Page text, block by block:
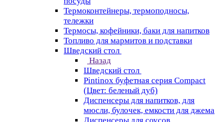
Термоконтейнеры, термоподносы,
тележки
Термосы, кофейники, баки для напитков
Топливо для мармитов и подставки
Шведский стол
Назад
Шведский стол
Pintinox буфетная серия Compact
(Цвет: беленый дуб)
Диспенсеры для напитков, для
мюсли, булочек, емкости для джема